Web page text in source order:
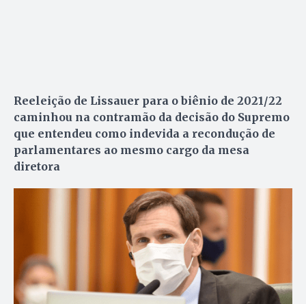
Reeleição de Lissauer para o biênio de 2021/22
caminhou na contramão da decisão do Supremo
que entendeu como indevida a recondução de
parlamentares ao mesmo cargo da mesa
diretora